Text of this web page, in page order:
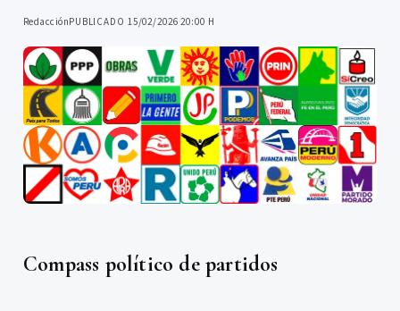
RedacciónPUBLICADO 15/02/2026 20:00 H
Compass político de partidos